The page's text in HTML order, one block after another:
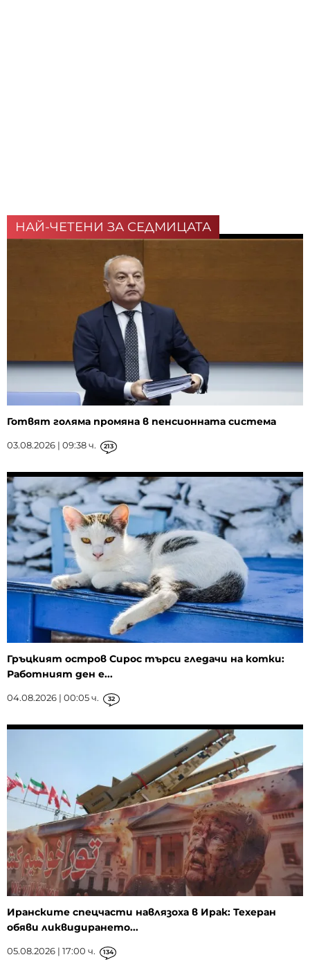
НАЙ-ЧЕТЕНИ ЗА СЕДМИЦАТА
Готвят голяма промяна в пенсионната система
03.08.2026 | 09:38 ч. 213
Гръцкият остров Сирос търси гледачи на котки:
Работният ден е...
04.08.2026 | 00:05 ч. 32
Иранските спецчасти навлязоха в Ирак: Техеран
обяви ликвидирането...
05.08.2026 | 17:00 ч. 134